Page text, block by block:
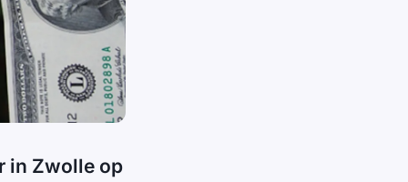
in Zwolle op